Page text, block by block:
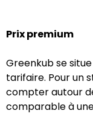
Prix premium
Greenkub se
tarifaire. Pour un
compter autour
comparable à